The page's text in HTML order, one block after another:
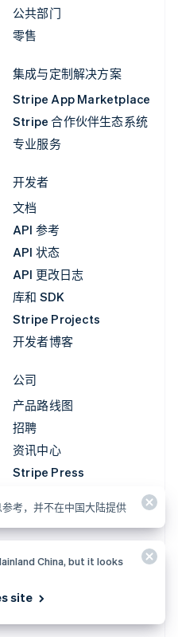
公共部门
零售
集成与定制解决方案
Stripe App Marketplace
Stripe 合作伙伴生态系统
专业服务
开发者
文档
API 参考
API 状态
API 更改日志
库和 SDK
Stripe Projects
开发者博客
公司
产品路线图
招聘
资讯中心
Stripe Press
考，并不在中国大陆提供
China, but it looks
site